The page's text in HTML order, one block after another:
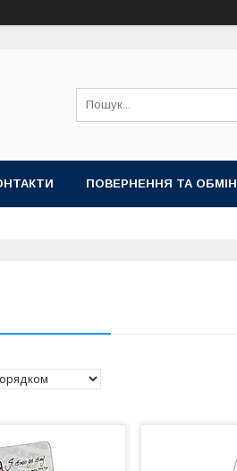
ПОВЕРНЕННЯ ТА ОБМІН